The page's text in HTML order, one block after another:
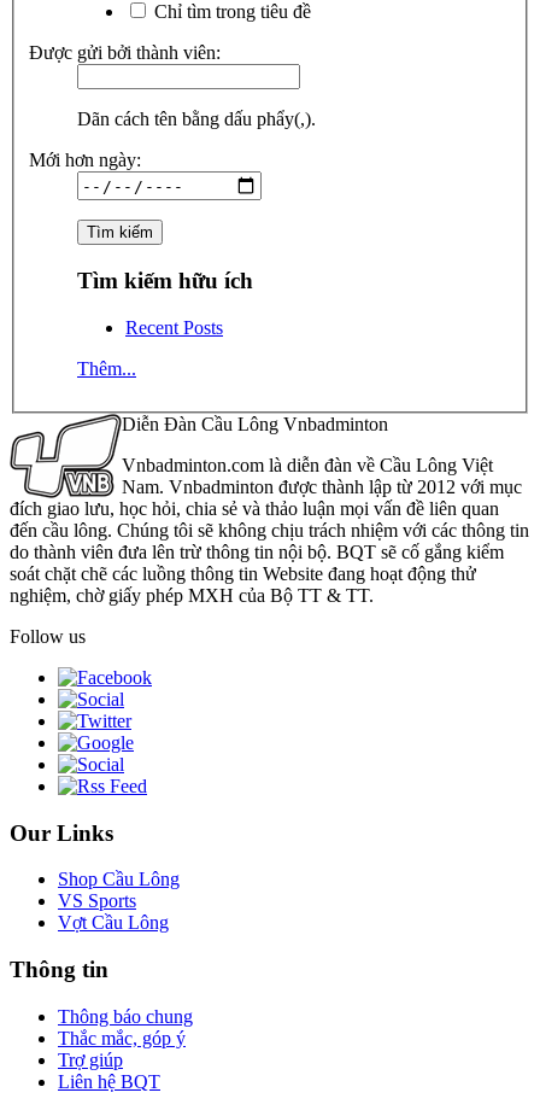
Chỉ tìm trong tiêu đề
Được gửi bởi thành viên:
Dãn cách tên bằng dấu phẩy(,).
Mới hơn ngày:
Tìm kiếm hữu ích
Recent Posts
Thêm...
Diễn Đàn Cầu Lông Vnbadminton
Vnbadminton.com là diễn đàn về Cầu Lông Việt
Nam. Vnbadminton được thành lập từ 2012 với mục
đích giao lưu, học hỏi, chia sẻ và thảo luận mọi vấn đề liên quan
đến cầu lông. Chúng tôi sẽ không chịu trách nhiệm với các thông tin
do thành viên đưa lên trừ thông tin nội bộ. BQT sẽ cố gắng kiểm
soát chặt chẽ các luồng thông tin Website đang hoạt động thử
nghiệm, chờ giấy phép MXH của Bộ TT & TT.
Follow us
Our Links
Shop Cầu Lông
VS Sports
Vợt Cầu Lông
Thông tin
Thông báo chung
Thắc mắc, góp ý
Trợ giúp
Liên hệ BQT